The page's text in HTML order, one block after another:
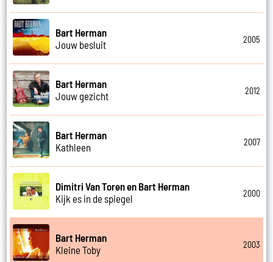
Bart Herman
Jouw besluit
2005
Bart Herman
Jouw gezicht
2012
Bart Herman
Kathleen
2007
Dimitri Van Toren en Bart Herman
Kijk es in de spiegel
2000
Bart Herman
Kleine Toby
2003